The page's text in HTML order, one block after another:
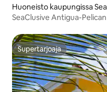
Huoneisto kaupungissa
SeaClusive Antigua-
Supertarjoaja
Supertarjoaja